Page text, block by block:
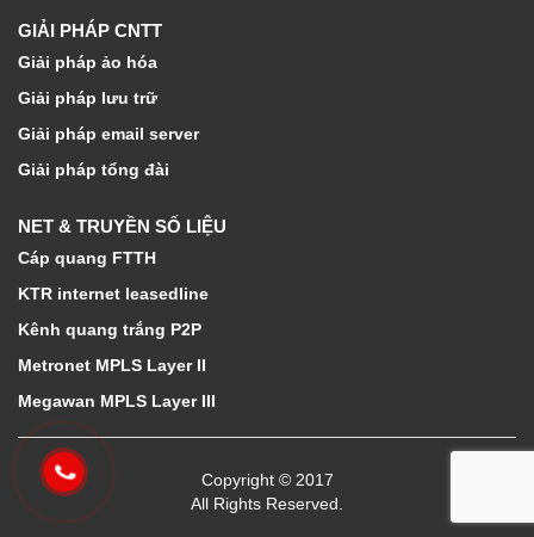
GIẢI PHÁP CNTT
Giải pháp ảo hóa
Giải pháp lưu trữ
Giải pháp email server
Giải pháp tổng đài
NET & TRUYỀN SỐ LIỆU
Cáp quang FTTH
KTR internet leasedline
Kênh quang trắng P2P
Metronet MPLS Layer II
Megawan MPLS Layer III
Copyright © 2017
All Rights Reserved.